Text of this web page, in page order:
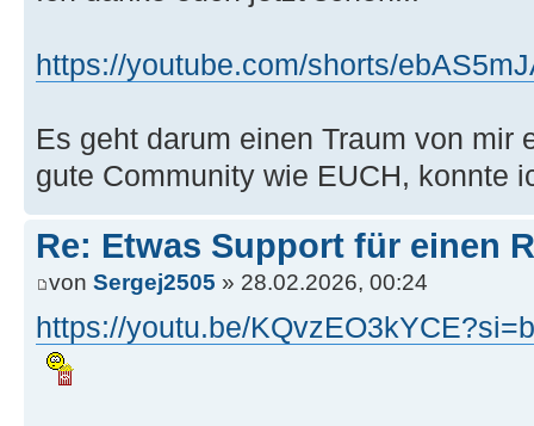
https://youtube.com/shorts/
Es geht darum einen Traum von mir
gute Community wie EUCH, konnte
Re: Etwas Support für einen
von Sergej2505 » 28.02.2026, 00:24
https://youtu.be/